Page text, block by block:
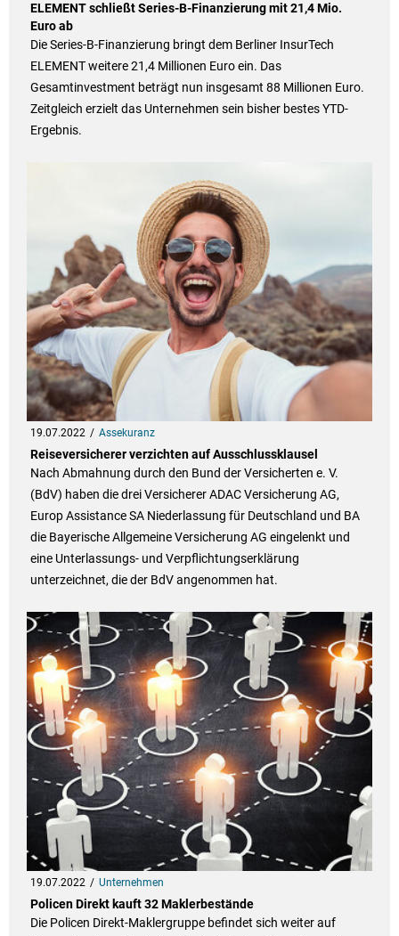
ELEMENT schließt Series-B-Finanzierung mit 21,4 Mio.
Euro ab
Die Series-B-Finanzierung bringt dem Berliner InsurTech
ELEMENT weitere 21,4 Millionen Euro ein. Das
Gesamtinvestment beträgt nun insgesamt 88 Millionen Euro.
Zeitgleich erzielt das Unternehmen sein bisher bestes YTD-
Ergebnis.
19.07.2022 Assekuranz
Reiseversicherer verzichten auf Ausschlussklausel
Nach Abmahnung durch den Bund der Versicherten e. V.
(BdV) haben die drei Versicherer ADAC Versicherung AG,
Europ Assistance SA Niederlassung für Deutschland und BA
die Bayerische Allgemeine Versicherung AG eingelenkt und
eine Unterlassungs- und Verpflichtungserklärung
unterzeichnet, die der BdV angenommen hat.
19.07.2022 Unternehmen
Policen Direkt kauft 32 Maklerbestände
Die Policen Direkt-Maklergruppe befindet sich weiter auf